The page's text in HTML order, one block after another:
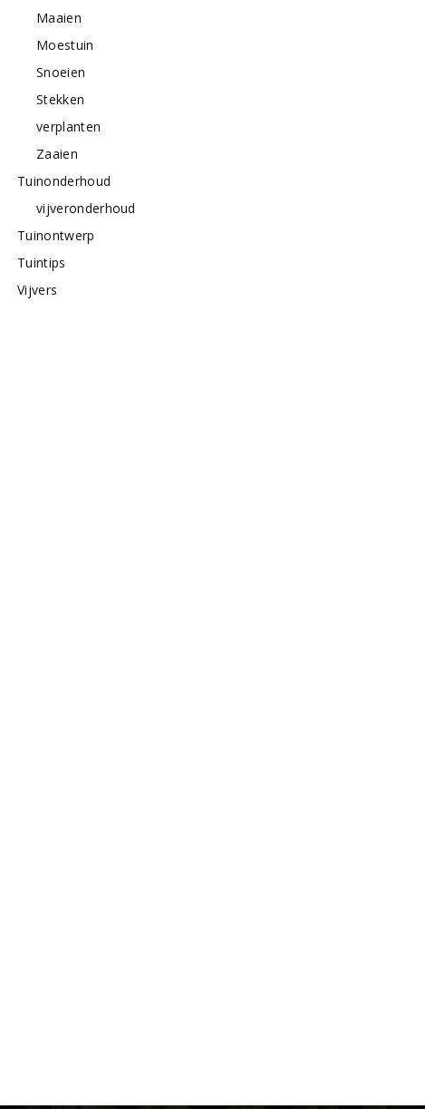
Maaien
Moestuin
Snoeien
Stekken
verplanten
Zaaien
Tuinonderhoud
vijveronderhoud
Tuinontwerp
Tuintips
Vijvers